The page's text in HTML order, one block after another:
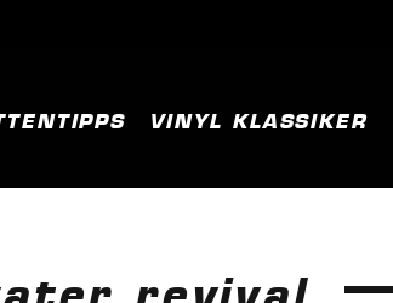
VINYL KLASSIKER
revival